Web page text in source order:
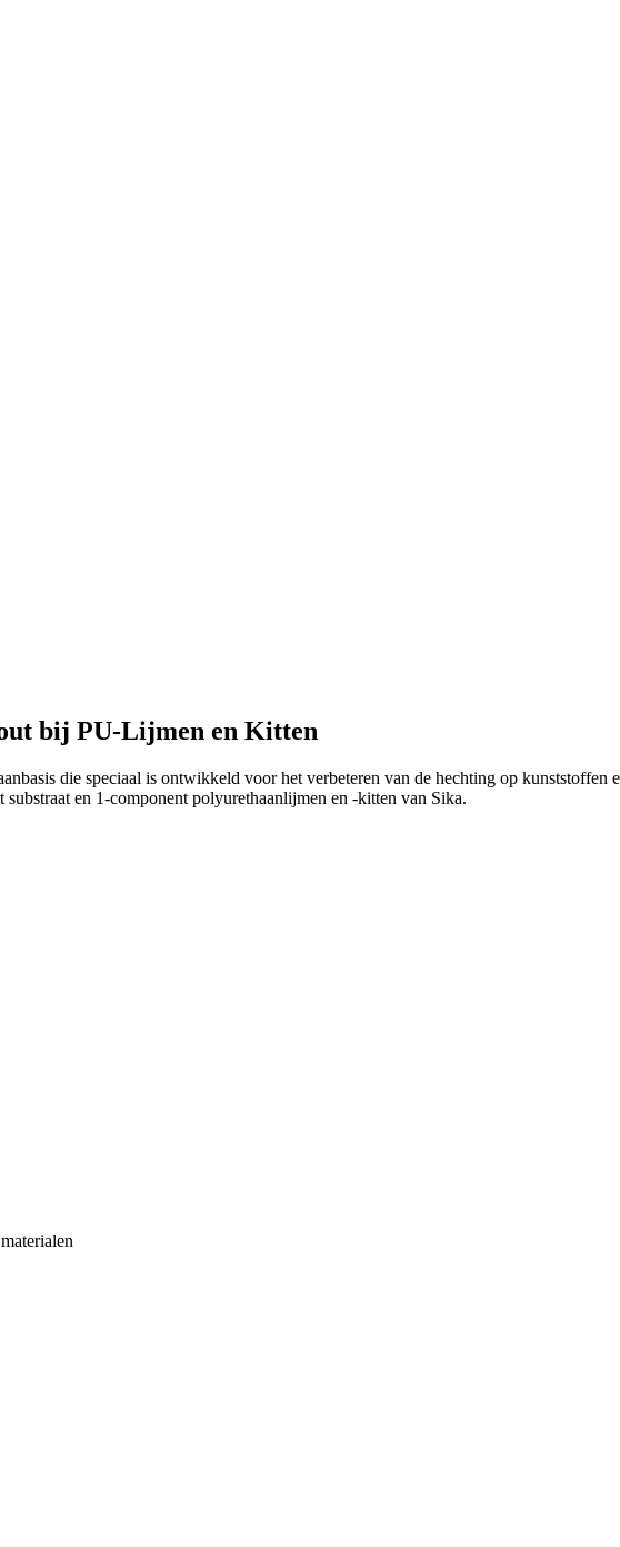
bij PU-Lijmen en Kitten
die speciaal is ontwikkeld voor het verbeteren van de hechting op kunststoffen
en 1-component polyurethaanlijmen en -kitten van Sika.